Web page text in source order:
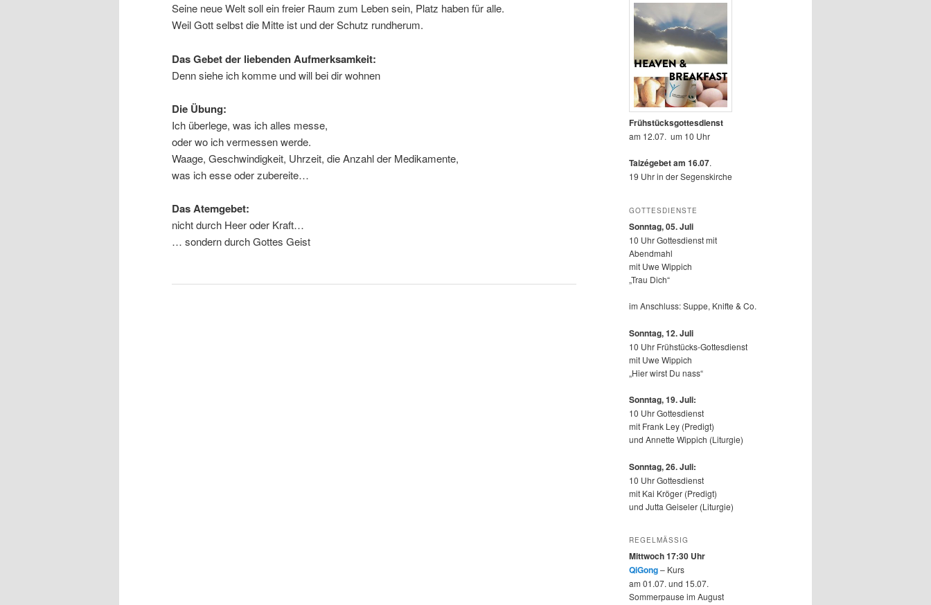
Seine neue Welt soll ein freier Raum zum Leben sein, Platz haben für alle.
Weil Gott selbst die Mitte ist und der Schutz rundherum.
Das Gebet der liebenden Aufmerksamkeit:
Denn siehe ich komme und will bei dir wohnen
Die Übung:
Ich überlege, was ich alles messe,
oder wo ich vermessen werde.
Waage, Geschwindigkeit, Uhrzeit, die Anzahl der Medikamente,
was ich esse oder zubereite…
Das Atemgebet:
nicht durch Heer oder Kraft…
… sondern durch Gottes Geist
Frühstücksgottesdienst
am 12.07. um 10 Uhr
Taizégebet am 16.07.
19 Uhr in der Segenskirche
GOTTESDIENSTE
Sonntag, 05. Juli
10 Uhr Gottesdienst mit
Abendmahl
mit Uwe Wippich
„Trau Dich“
im Anschluss: Suppe, Knifte & Co.
Sonntag, 12.Juli
10 Uhr Frühstücks-Gottesdienst
mit Uwe Wippich
„Hier wirst Du nass“
Sonntag, 19. Juli:
10 Uhr Gottesdienst
mit Frank Ley (Predigt)
und Annette Wippich (Liturgie)
Sonntag, 26. Juli:
10 Uhr Gottesdienst
mit Kai Kröger (Predigt)
und Jutta Geiseler (Liturgie)
REGELMÄSSIG
Mittwoch 17:30 Uhr
QiGong– Kurs
am 01.07. und 15.07.
Sommerpause im August